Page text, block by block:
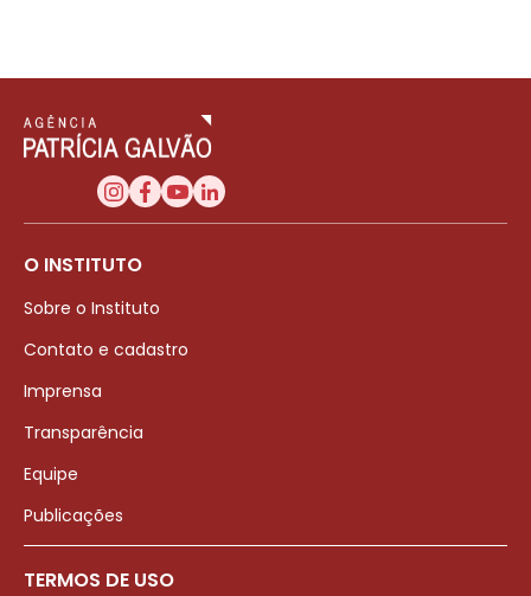
O INSTITUTO
Sobre o Instituto
Contato e cadastro
Imprensa
Transparência
Equipe
Publicações
TERMOS DE USO